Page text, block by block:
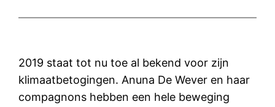
2019 staat tot nu toe al bekend voor zijn
klimaatbetogingen. Anuna De Wever en haar
compagnons hebben een hele beweging